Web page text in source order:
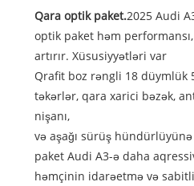
Qara optik paket.2025 Audi
optik paket həm
artırır. Xüsusiyyətləri var
Qrafit boz rəngli 18 düymlük
təkərlər, qara xarici bəzək,
nişanı,
və aşağı sürüş
paket Audi A3-ə daha
həmçinin idarəetmə və